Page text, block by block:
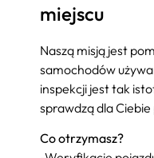
miejscu
Naszą misją jest
samochodów
inspekcji jest tak
sprawdzą dla
Co otrzymasz?